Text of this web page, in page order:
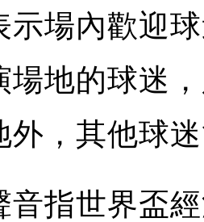
示場內歡迎
場地的球迷
外，其他球
音指世界盃